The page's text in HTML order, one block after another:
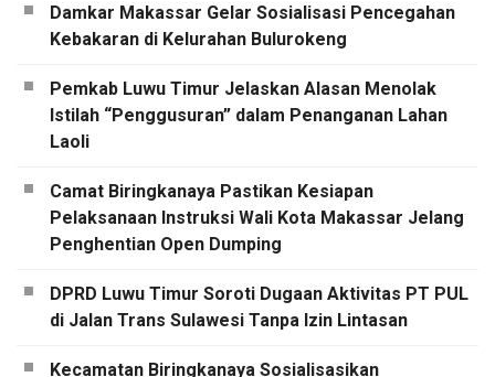
Damkar Makassar Gelar Sosialisasi Pencegahan
Kebakaran di Kelurahan Bulurokeng
Pemkab Luwu Timur Jelaskan Alasan Menolak
Istilah “Penggusuran” dalam Penanganan Lahan
Laoli
Camat Biringkanaya Pastikan Kesiapan
Pelaksanaan Instruksi Wali Kota Makassar Jelang
Penghentian Open Dumping
DPRD Luwu Timur Soroti Dugaan Aktivitas PT PUL
di Jalan Trans Sulawesi Tanpa Izin Lintasan
Kecamatan Biringkanaya Sosialisasikan